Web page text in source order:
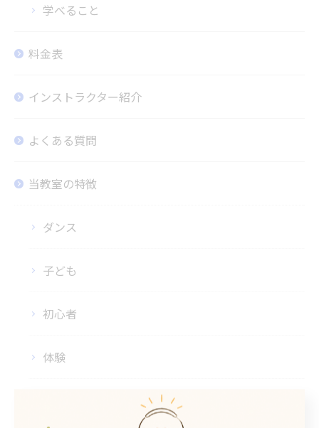
学べること
料金表
インストラクター紹介
よくある質問
当教室の特徴
ダンス
子ども
初心者
体験